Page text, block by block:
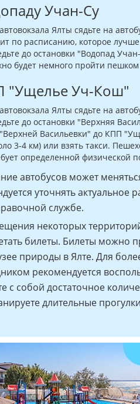
Учан-Су
Ялты сядьте на
по расписанию, которое
до остановки "Водопад
будет немного пройти
"Ущелье Уч-Кош"
Ялты сядьте на
до остановки "Верхняя
Васильевки" до КПП
3-4 км) или взять такси.
определенной физической
автобусов может
уточнять актуальное
службе.
некоторых
билеты. Билеты можно
природы в Ялте. Для
рекомендуется
с собой достаточное
длительные